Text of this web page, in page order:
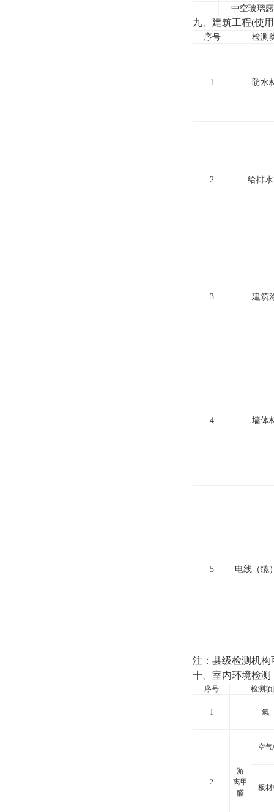
中空玻璃
九、建筑工程(使
序号 检测
1 防水
2 给排
3 建筑
4 墙体
5 电线（缆
注：县级检测机构
十、室内环境检测
序号 检测
1 氡
2
游
离甲
醛
空
板